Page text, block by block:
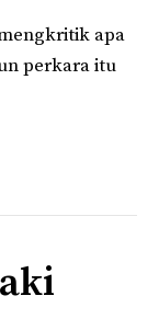
apa
perkara itu